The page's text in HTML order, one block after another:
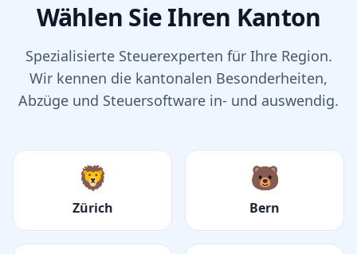
Wählen Sie Ihren Kanton
Spezialisierte Steuerexperten für Ihre Region.
Wir kennen die kantonalen Besonderheiten,
Abzüge und Steuersoftware in- und auswendig.
🦁
Zürich
🐻
Bern